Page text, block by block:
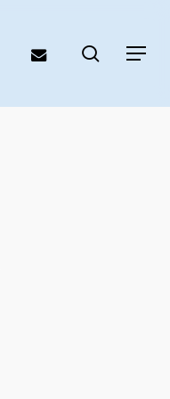
Menu
email search